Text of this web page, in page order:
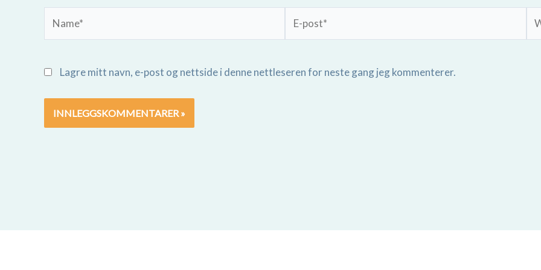
post*
Lagre mitt navn, e-post og nettside i denne nettleseren for neste gang jeg kommenterer.